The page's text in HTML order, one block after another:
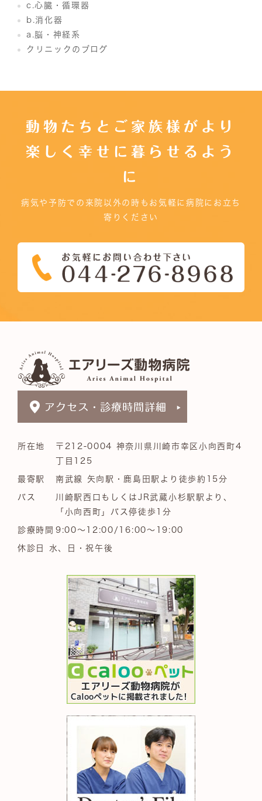
c.心臓・循環器
b.消化器
a.脳・神経系
クリニックのブログ
動物たちとご家族様がより
楽しく幸せに暮らせるよう
に
病気や予防での来院以外の時もお気軽に病院にお立ち
寄りください
所在地
〒212-0004 神奈川県川崎市幸区小向西町4
丁目125
最寄駅 南武線 矢向駅・鹿島田駅より徒歩約15分
バス
川崎駅西口もしくはJR武蔵小杉駅駅より、
「小向西町」バス停徒歩1分
診療時間 9:00～12:00/16:00～19:00
休診日 水、日・祝午後